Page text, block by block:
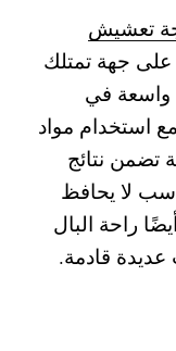
تعشيش
على جهة تمتلك
واسعة في
استخدام مواد
تضمن نتائج
لا يحافظ
راحة البال
قادمة.